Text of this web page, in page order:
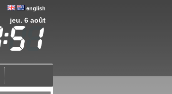
english
jeu. 6 août